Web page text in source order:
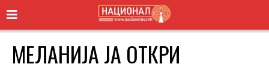
МЕЛАНИЈА ЈА ОТКРИ